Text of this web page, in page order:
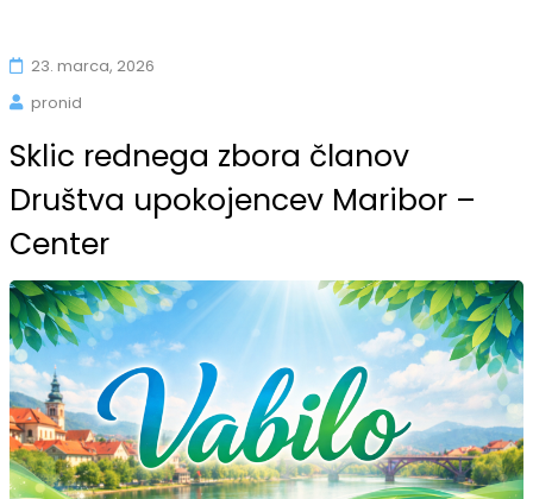
23. marca, 2026
pronid
Sklic rednega zbora članov
Društva upokojencev Maribor –
Center